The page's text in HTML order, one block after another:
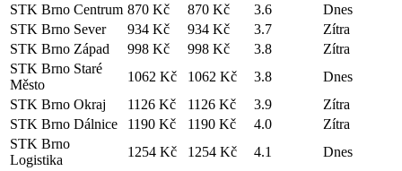
STK Brno Centrum 870 Kč 870 Kč 3.6
Dnes
STK Brno Sever
934 Kč 934 Kč 3.7
Zítra
STK Brno Západ
998 Kč 998 Kč 3.8
Zítra
STK Brno Staré
Město
1062 Kč 1062 Kč 3.8
Dnes
STK Brno Okraj
1126 Kč 1126 Kč 3.9
Zítra
STK Brno Dálnice
1190 Kč 1190 Kč 4.0
Zítra
STK Brno
Logistika
1254 Kč 1254 Kč 4.1
Dnes